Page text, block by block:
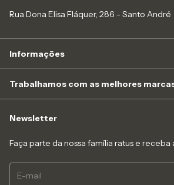
Rua Dona Elisa Fláquer, 286 - Santo André
Informações
Trabalhamos com as melhores
Newsletter
Faça parte da nossa família ratus e receba